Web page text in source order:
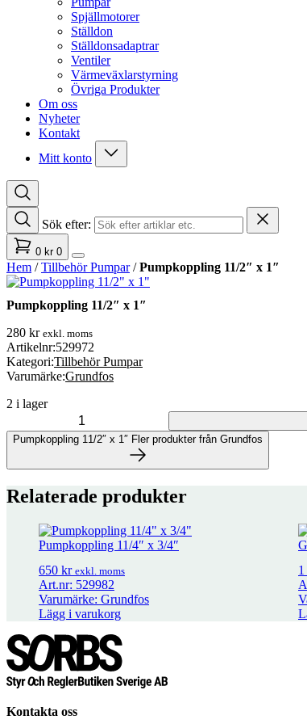
Spjällmotorer
Ställdon
Ställdonsadaptrar
Ventiler
Värmeväxlarstyrning
Övriga Produkter
Om oss
Nyheter
Kontakt
Mitt konto
Sök efter:
0 kr 0
Hem /Tillbehör Pumpar/Pumpkoppling 11/2″ x 1″
Pumpkoppling 11/2″ x 1″
280 kr exkl. moms
Artikelnr:529972
Kategori:Tillbehör Pumpar
Varumärke:Grundfos
2 i lager
Pumpkoppling 11/2" x 1" mängd
Pumpkoppling 11/2″ x 1″ Fler produkter från Grundfos
Fler produkter från Grundfos
Relaterade produkter
Pumpkoppling 11/4″ x 3/4″
650 kr exkl. moms
Art.nr: 529982
Varumärke: Grundfos
Lägg i varukorg
Kontakta oss